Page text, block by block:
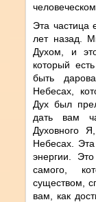
Эта частица
лет назад.
Духом, и
который
быть
Небесах,
Дух был
дать вам
Духовного
Небесах. Эта
энергии.
самого,
существом,
вам, как